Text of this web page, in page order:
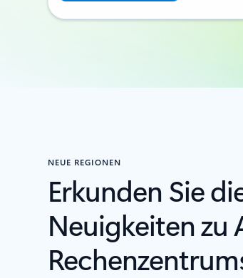
NEUE REGIONEN
Erkunden Sie
Neuigkeiten zu